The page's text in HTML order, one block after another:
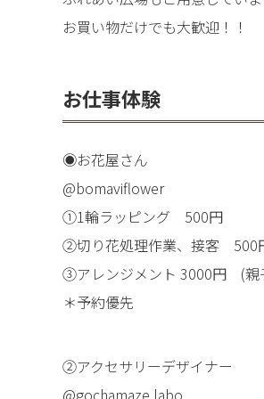
お買い物だけでも大歓迎！！
お仕事体験
◉お花屋さん
@bomaviflower
①1輪ラッピング 500円
②切り花処理作業、接客 500
③アレンジメント 3000円 (親
＊予約優先
②アクセサリーデザイナー